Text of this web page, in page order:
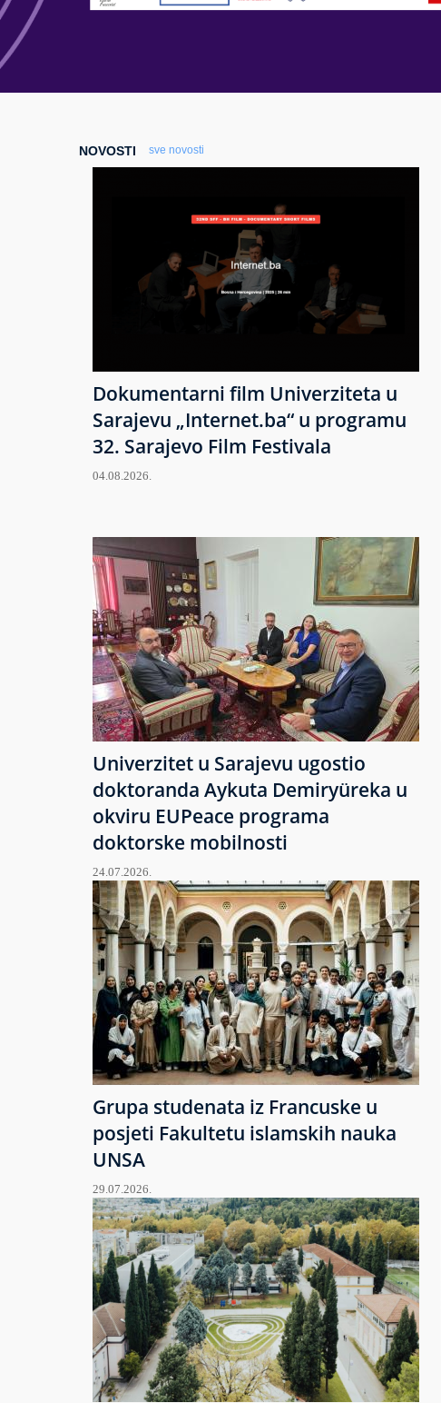
NOVOSTI sve novosti
Dokumentarni film Univerziteta u
Sarajevu „Internet.ba“ u programu
32. Sarajevo Film Festivala
04.08.2026.
Univerzitet u Sarajevu ugostio
doktoranda Aykuta Demiryüreka u
okviru EUPeace programa
doktorske mobilnosti
24.07.2026.
Grupa studenata iz Francuske u
posjeti Fakultetu islamskih nauka
UNSA
29.07.2026.